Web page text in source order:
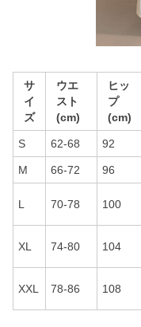
サ
イ
ズ
ウエ
スト
(cm)
ヒッ
プ
(cm)
S 62-68 92
M 66-72 96
L 70-78 100
XL 74-80 104
XXL 78-86 108